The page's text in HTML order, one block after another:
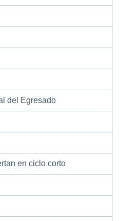
del Egresado
en ciclo corto